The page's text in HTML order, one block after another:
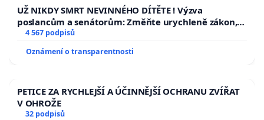
UŽ NIKDY SMRT NEVINNÉHO DÍTĚTE ! Výzva
poslancům a senátorům: Změňte urychleně zákon,
aby se tragédie malé Viktorky už nemohla opakovat!
4 567 podpisů
Oznámení o transparentnosti
PETICE ZA RYCHLEJŠÍ A ÚČINNĚJŠÍ OCHRANU ZVÍŘAT
V OHROŽE
32 podpisů